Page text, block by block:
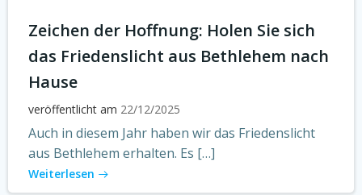
Zeichen der Hoffnung: Holen Sie sich
das Friedenslicht aus Bethlehem nach
Hause
veröffentlicht am 22/12/2025
Auch in diesem Jahr haben wir das Friedenslicht
aus Bethlehem erhalten. Es […]
Weiterlesen